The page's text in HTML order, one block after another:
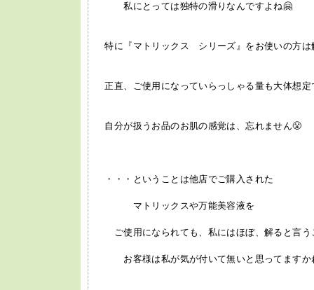
私にとっては独特の滑りなんですよね🤗
特に『マトリックス シリーズ』をお使いの方は
正直、ご使用になっていらっしゃる量も大体想定
自分が扱うお品のお肌の感覚は、忘れません😤
・・・ということは他店でご購入された
マトリックスや万能美容液を
ご使用になられても、私にはほぼ、解ると言う
お客様は私が気が付いて無いと思ってますか